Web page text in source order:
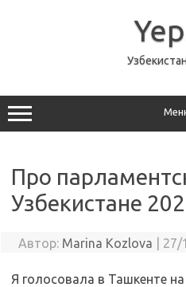
Про
Узбекистане
Автор: Marina Kozlova 27/
Я голосовала в Ташкенте